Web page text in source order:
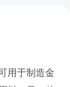
用于制造金